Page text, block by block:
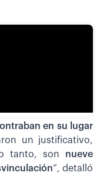
en su lugar
un justificativo,
tanto, son nueve
”, detalló